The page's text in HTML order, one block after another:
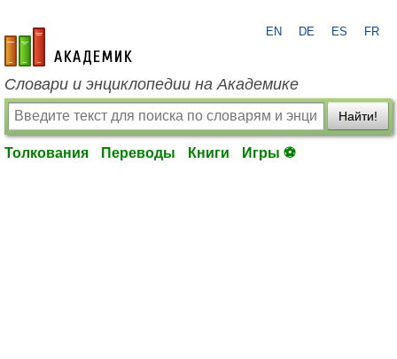
academic.ru
EN DE ES FR
Словари и энциклопедии на Академике
Найти!
Толкования Переводы Книги Игры ⚽